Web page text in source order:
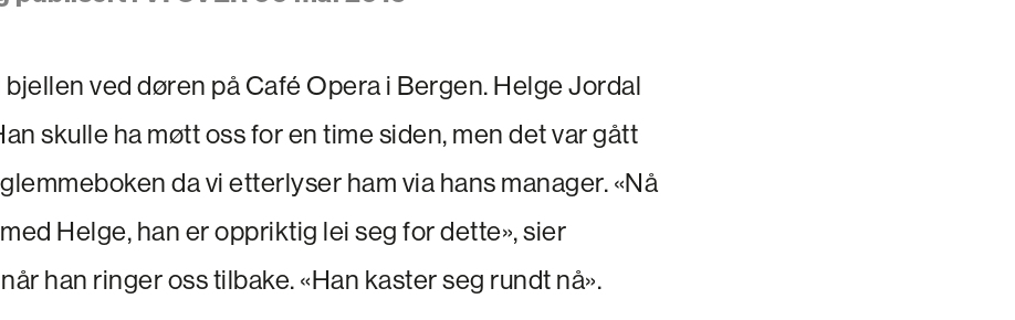
ved døren på Café Opera i Bergen. Helge Jordal
skulle ha møtt oss for en time siden, men det var gått
da vi etterlyser ham via hans manager. «Nå
Helge, han er oppriktig lei seg for dette», sier
han ringer oss tilbake. «Han kaster seg rundt nå».